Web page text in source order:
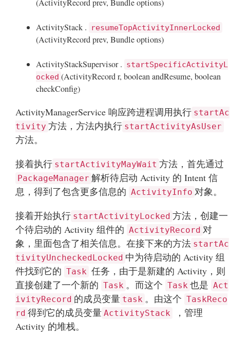
(ActivityRecord prev, Bundle options)
ActivityStack . resumeTopActivityInnerLocked
(ActivityRecord prev, Bundle options)
ActivityStackSupervisor . startSpecificActivityL
ocked (ActivityRecord r, boolean andResume, boolean
checkConfig)
ActivityManagerService 响应跨进程调用执行 startAc
tivity 方法，方法内执行 startActivityAsUser
方法。
接着执行 startActivityMayWait 方法，首先通过
PackageManager 解析待启动 Activity 的 Intent 信
息，得到了包含更多信息的 ActivityInfo 对象。
接着开始执行 startActivityLocked 方法，创建一
个待启动的 Activity 组件的 ActivityRecord 对
象，里面包含了相关信息。在接下来的方法 startAc
tivityUncheckedLocked 中为待启动的 Activity 组
件找到它的 Task 任务，由于是新建的 Activity，则
直接创建了一个新的 Task 。而这个 Task 也是 Act
ivityRecord 的成员变量 task 。由这个 TaskReco
rd 得到它的成员变量 ActivityStack
，管理
Activity 的堆栈。